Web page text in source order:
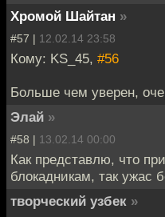
Хромой Шайтан »
#57 | 12.02.14 23:58
Кому: KS_45, #56
Больше чем уверен,
Элай »
#58 | 13.02.14 00:00
Как представлю, что
блокадникам, так ужас
творческий узбек »